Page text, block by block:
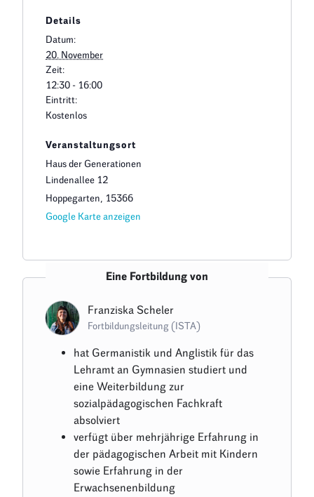
Details
Datum:
20. November
Zeit:
12:30 - 16:00
Eintritt:
Kostenlos
Veranstaltungsort
Haus der Generationen
Lindenallee 12
Hoppegarten, 15366
Google Karte anzeigen
Eine Fortbildung von
Franziska Scheler
Fortbildungsleitung (ISTA)
hat Germanistik und Anglistik für das
Lehramt an Gymnasien studiert und
eine Weiterbildung zur
sozialpädagogischen Fachkraft
absolviert
verfügt über mehrjährige Erfahrung in
der pädagogischen Arbeit mit Kindern
sowie Erfahrung in der
Erwachsenenbildung